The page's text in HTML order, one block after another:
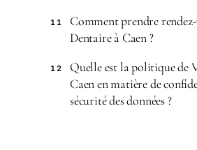
11
Comment prendre
Dentaire à Caen ?
12
Quelle est la politique de
Caen en matière de
sécurité des données ?